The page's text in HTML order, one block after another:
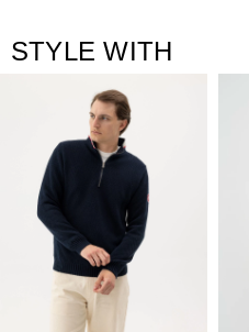
STYLE WITH